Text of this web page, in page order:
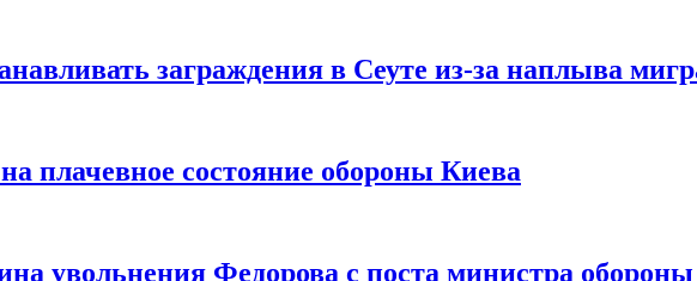
заграждения в Сеуте из-за наплыва
плачевное состояние обороны Киева
увольнения Федорова с поста министра